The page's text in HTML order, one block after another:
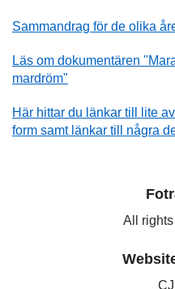
Sammandrag för de olika
Läs om dokumentären
mardröm"
Här hittar du länkar till lite
form samt länkar till några
All